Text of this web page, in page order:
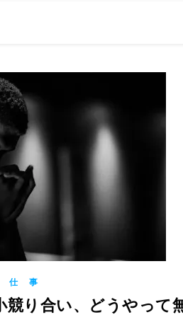
仕 事
り合い、どうやって